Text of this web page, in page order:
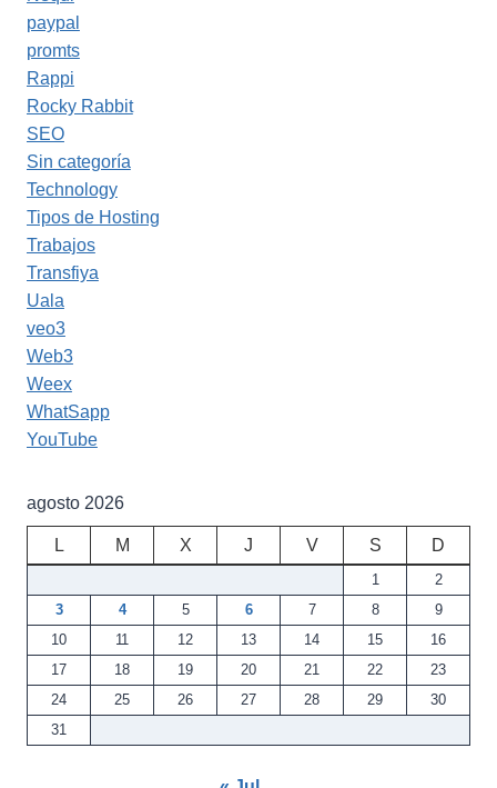
paypal
promts
Rappi
Rocky Rabbit
SEO
Sin categoría
Technology
Tipos de Hosting
Trabajos
Transfiya
Uala
veo3
Web3
Weex
WhatSapp
YouTube
agosto 2026
L M X J V S D
1
2
3
4 5 6 7 8
9
10
11 12 13 14 15
16
17
18 19 20 21 22
23
24
25 26 27 28 29
30
31